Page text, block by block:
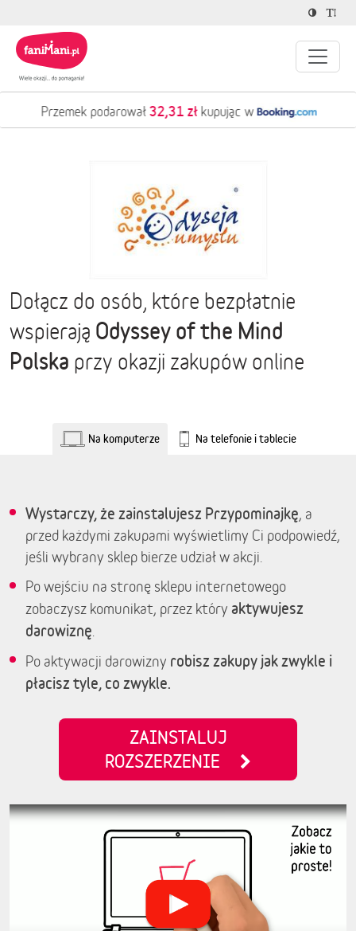
Przemek podarował 32,31 złkupując w
Dołącz do osób, które bezpłatnie
wspierają Odyssey of the Mind
Polska przy okazji zakupów online
Na komputerze Na telefonie i tablecie
Wystarczy, że zainstalujesz Przypominajkę, a
przed każdymi zakupami wyświetlimy Ci podpowiedź,
jeśli wybrany sklep bierze udział w akcji.
Po wejściu na stronę sklepu internetowego
zobaczysz komunikat, przez który aktywujesz
darowiznę
Po aktywacji darowizny robisz zakupy jak zwykle i
płacisz tyle, co zwykle.
ZAINSTALUJ
ROZSZERZENIE